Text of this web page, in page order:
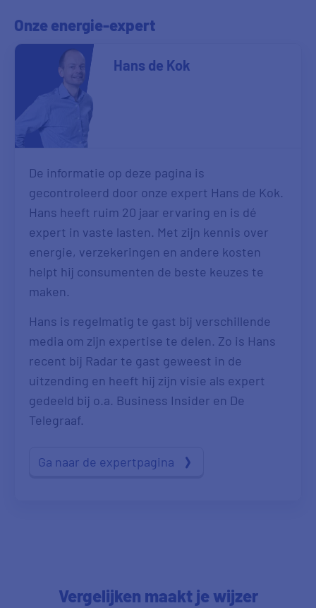
Onze energie-expert
Hans de Kok
De informatie op deze pagina is
gecontroleerd door onze expert Hans de Kok.
Hans heeft ruim 20 jaar ervaring en is dé
expert in vaste lasten. Met zijn kennis over
energie, verzekeringen en andere kosten
helpt hij consumenten de beste keuzes te
maken.
Hans is regelmatig te gast bij verschillende
media om zijn expertise te delen. Zo is Hans
recent bij Radar te gast geweest in de
uitzending en heeft hij zijn visie als expert
gedeeld bij o.a. Business Insider en De
Telegraaf.
Ga naar de expertpagina
Vergelijken maakt je wijzer